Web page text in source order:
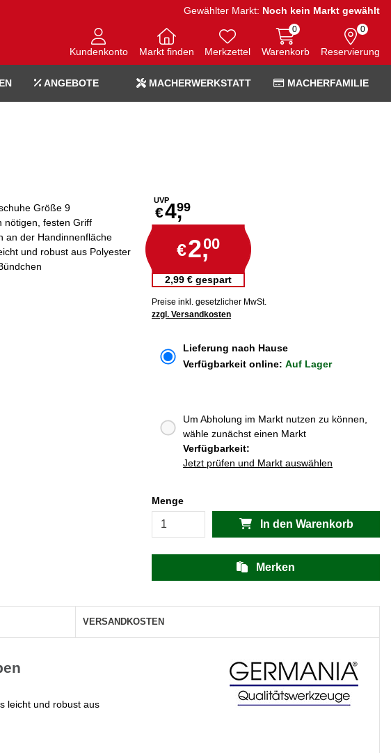
Gewählter Markt: Noch kein Markt gewählt
Kundenkonto Markt finden Merkzettel Warenkorb
0
Reservierung
0
ANGEBOTE MACHERWERKSTATT MACHERFAMILIE
UVP
€4,99
€2,00
2,99 € gespart
Preise inkl. gesetzlicher MwSt.
zzgl. Versandkosten
Größe 9
nötigen, festen Griff
an der Handinnenfläche
und robust aus Polyester
Lieferung nach Hause
Verfügbarkeit online: Auf Lager
Um Abholung im Markt nutzen zu können,
wähle zunächst einen Markt
Verfügbarkeit:
Jetzt prüfen und Markt auswählen
Menge
In den Warenkorb
Merken
VERSANDKOSTEN
leicht und robust aus